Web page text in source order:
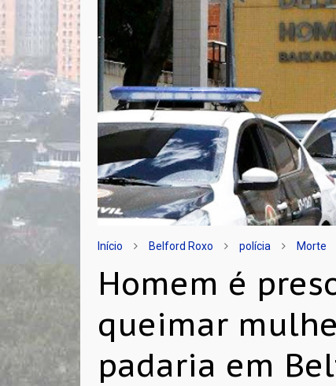
Início Belford Roxo polícia Morte
Homem é
queimar
padaria em